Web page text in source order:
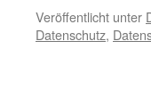
Veröffentlicht unter
Datenschutz,